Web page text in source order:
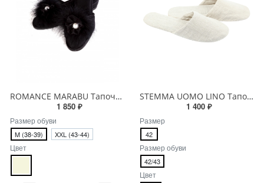
ROMANCE MARABU Тапочки женские
1 850 ₽
Размер обуви
M (38-39) XХL (43-44)
Цвет
STEMMA UOMO LINO Тапочки мужские
1 400 ₽
Размер
42
Размер обуви
42/43
Цвет